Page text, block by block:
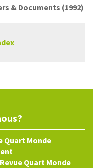
& Documents (1992)
Quart Monde
Quart Monde